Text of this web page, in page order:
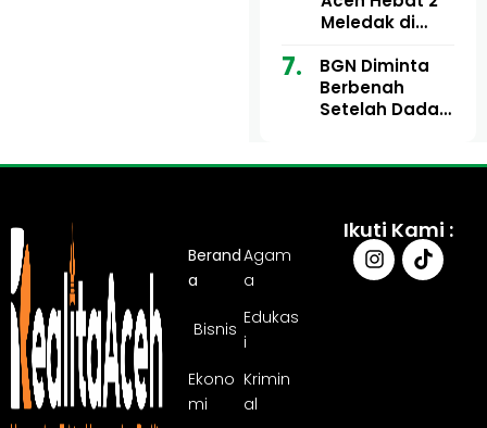
Pengembalian
Sepenuhnya
Tuntas
Meledak di
Ulee Lheue, 14
Orang Derita
Luka Bakar
BGN Diminta
Berbenah
Setelah Dadan
Berand
a
Agam
a
Bisnis
Edukas
i
Ekono
mi
Krimin
al
Ikuti Kami :